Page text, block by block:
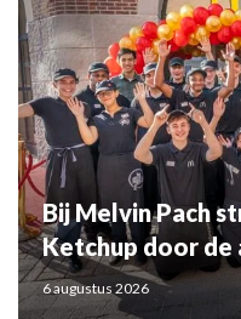
Bij Melvin Pach
Ketchup door de
6 augustus 2026